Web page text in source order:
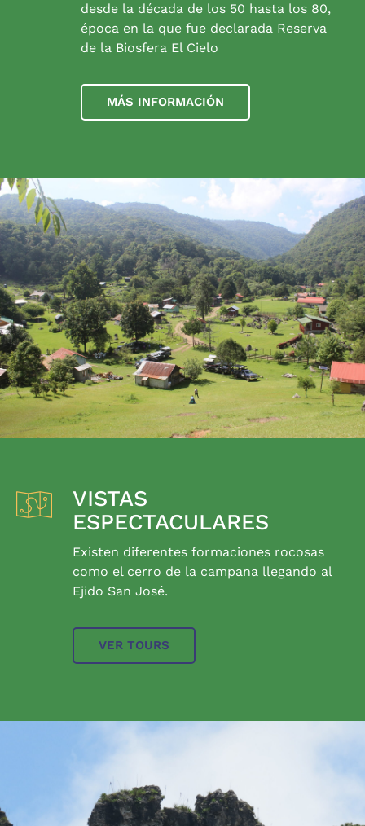
desde la década de los 50 hasta los 80,
época en la que fue declarada Reserva
de la Biosfera El Cielo
MÁS INFORMACIÓN
VISTAS
ESPECTACULARES
Existen diferentes formaciones rocosas
como el cerro de la campana llegando al
Ejido San José.
VER TOURS